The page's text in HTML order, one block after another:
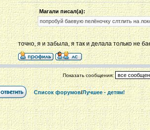
Магали писал(а):
попробуй баевую пелёночку слтлить на
точно, я и забыла, я так и делала только не
Показать сообщения:
Список форумов/Лучшее - детям!